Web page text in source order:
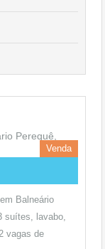
Venda
Balneário
suítes, lavabo,
vagas de